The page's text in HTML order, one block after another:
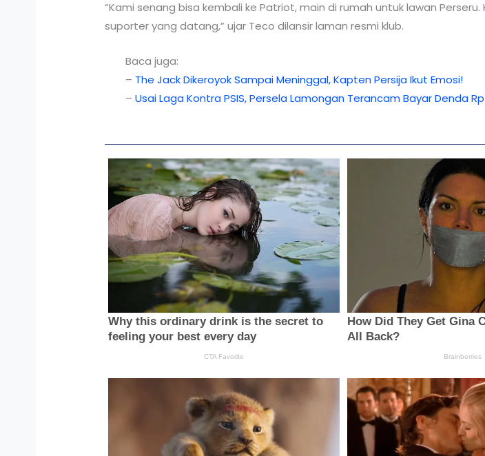
“Kami senang bisa kembali ke Patriot, main di rumah untuk lawan
suporter yang datang,” ujar Teco dilansir laman resmi klub.
Baca juga:
– The Jack Dikeroyok Sampai Meninggal, Kapten Persija Ikut Emosi!
–Usai Laga Kontra PSIS, Persela Lamongan Terancam Bayar Denda